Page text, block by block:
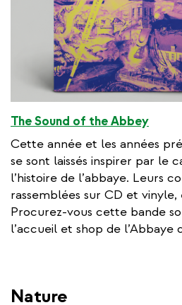
The Sound of the Abbey
Cette année et les années
se sont laissés inspirer par le
l’histoire de l’abbaye. Leurs
rassemblées sur CD et
Procurez-vous cette bande
l’accueil et shop de l’Abbaye
Nature